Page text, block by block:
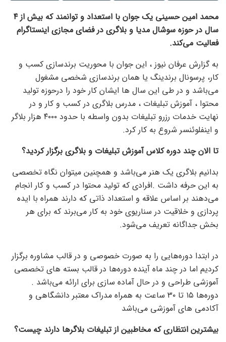
محمد امین حسینی یک جوان با استعداد و توانمند که بیش از ۴
سال در حوزه سوشال مدیا و بلاگری در فضای مجازی اینستاگرام
فعالیت می‌کند.
به گزارش عرفان نیوز ، این جوان با محوریت برندسازی کسب و
کار، پرسونال برندینگ یا همان برندسازی شخصی مشغول
می‌باشد و در طی این سال ها ایشان کار خود را درحوزه تولید
محتوا ، آموزش تبلیغات ، مدرس بلاگری در کسب و کار و در
نهایت خدمات رزرو تبلیغات بدون واسطه با حدود ۴۰۰۰ هزار بلاگر
و اینفلوئنسر شروع به کار کرد.
تا الان چند دوره کلاس آموزش تبلیغات و بلاگری برگزار کردید؟
بدانیم بلاگری یک هنر می‌باشد و همچنین میتوان نگاه تخصصی
به این حرفه داشت .افرادی که تولید محتوا در کسب و کار انجام
می‌دهند بر اساس علاقه و استعداد ذاتی که دارند همراه با ایده
پردازی و خلاقیت در سناریوی خود به کار می‌برند که برای هر
بخش جداگانه تعریف می‌شود.
در ابتدا دوره‌هایی را به صورت خصوصی و در قالب مشاوره برگزار
کردیم اما در چند ماه آینده دوره‌ها در قالب بسته های تخصصی
آموزشی طراحی و در حال آماده سازی برای ارائه می‌باشد .
دوره‌ها ۱۵ تا ۳۰ ساعت به همراه مدراک معتبر دانشگاهی و
آکادمی های آموزشی می‌باشد
بیشترین انتظاری که مخاطبین از تبلیغات بلاگرها دارند چیست؟